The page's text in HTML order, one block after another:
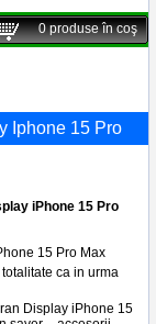
0produse în coş
Iphone 15 Pro
iPhone 15 Pro
15 Pro Max
ca in urma
Display iPhone 15